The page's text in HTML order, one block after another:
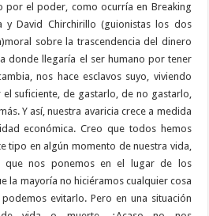
por el poder, como ocurría en Breaking
y David Chirchirillo (guionistas los dos
sobre la trascendencia del dinero
donde llegaría el ser humano por tener
nos hace esclavos suyo, viviendo
suficiente, de gastarlo, de no gastarlo,
Y así, nuestra avaricia crece a medida
económica. Creo que todos hemos
tipo en algún momento de nuestra vida,
nos ponemos en el lugar de los
la mayoría no hiciéramos cualquier cosa
evitarlo. Pero en una situación